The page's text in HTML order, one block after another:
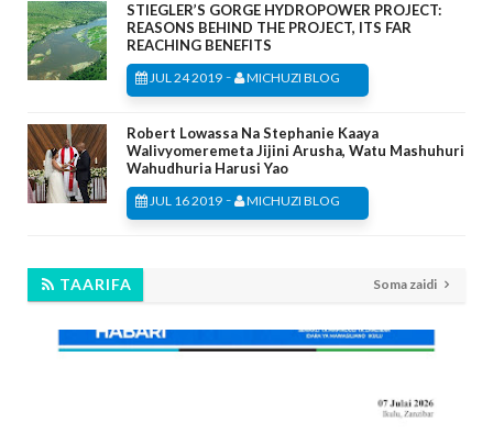
STIEGLER’S GORGE HYDROPOWER PROJECT:
REASONS BEHIND THE PROJECT, ITS FAR
REACHING BENEFITS
JUL 24 2019 - MICHUZI BLOG
Robert Lowassa Na Stephanie Kaaya
Walivyomeremeta Jijini Arusha, Watu Mashuhuri
Wahudhuria Harusi Yao
JUL 16 2019 - MICHUZI BLOG
TAARIFA Soma zaidi